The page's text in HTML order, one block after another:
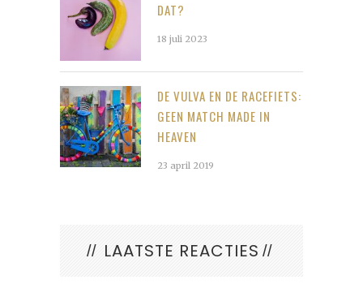
DAT?
18 juli 2023
DE VULVA EN DE RACEFIETS:
GEEN MATCH MADE IN
HEAVEN
23 april 2019
LAATSTE REACTIES